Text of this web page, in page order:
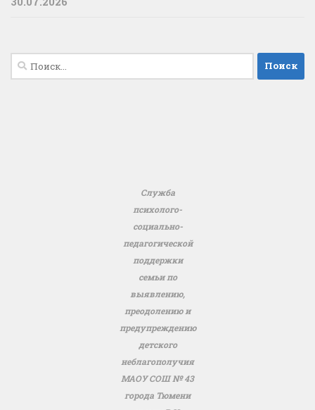
Найти:
Служба
психолого-
социально-
педагогической
поддержки
семьи по
выявлению,
преодолению и
предупреждению
детского
неблагополучия
МАОУ СОШ № 43
города Тюмени